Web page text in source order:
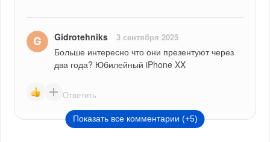
Gidrotehniks 3 сентября 2025
Больше интересно что они презентуют через
два года? Юбилейный iPhone XX
Ответить
Показать все комментарии (+5)